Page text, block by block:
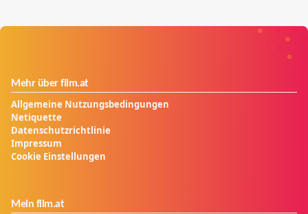
Mehr über film.at
Allgemeine Nutzungsbedingungen
Netiquette
Datenschutzrichtlinie
Impressum
Cookie Einstellungen
Mein film.at